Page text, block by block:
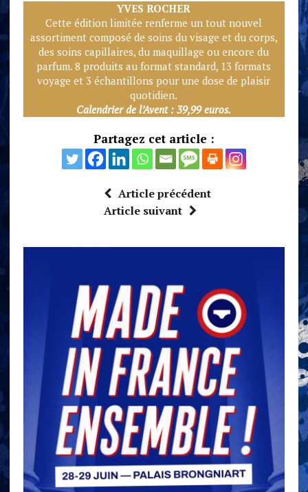
YVES ROCHER
Cette édition limitée renferme un tout nouvel
assortiment composé de soins du visage et du corps,
des soins capillaires, du maquillage ou encore du
parfum. 8 produits au format standard, 13 formats
voyage et 3 échantillons pour une dose de plaisir
quotidien.
Calendrier de l’Avent : 39,99 euros.
Partagez cet article :
Article précédent
Article suivant